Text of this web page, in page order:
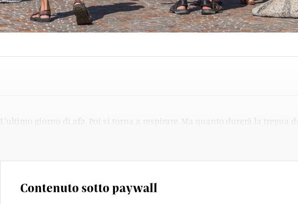
L'ultimo giorno di afa. Poi si torna a respirare. Ma quanto durerà la tregua
Contenuto sotto paywall